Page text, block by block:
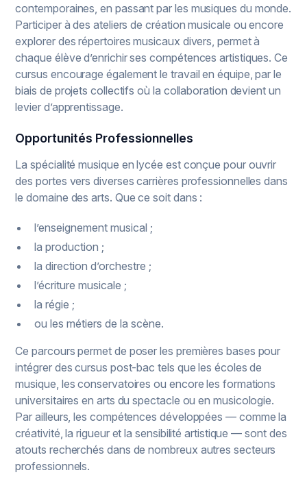
contemporaines, en passant par les musiques du monde.
Participer à des ateliers de création musicale ou encore
explorer des répertoires musicaux divers, permet à
chaque élève d’enrichir ses compétences artistiques. Ce
cursus encourage également le travail en équipe, par le
biais de projets collectifs où la collaboration devient un
levier d’apprentissage.
Opportunités Professionnelles
La spécialité musique en lycée est conçue pour ouvrir
des portes vers diverses carrières professionnelles dans
le domaine des arts. Que ce soit dans :
l’enseignement musical ;
la production ;
la direction d’orchestre ;
l’écriture musicale ;
la régie ;
ou les métiers de la scène.
Ce parcours permet de poser les premières bases pour
intégrer des cursus post-bac tels que les écoles de
musique, les conservatoires ou encore les formations
universitaires en arts du spectacle ou en musicologie.
Par ailleurs, les compétences développées — comme la
créativité, la rigueur et la sensibilité artistique — sont des
atouts recherchés dans de nombreux autres secteurs
professionnels.